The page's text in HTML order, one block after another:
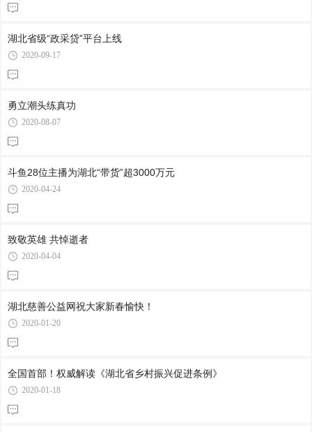
湖北省级“政采贷”平台上线
2020-09-17
勇立潮头练真功
2020-08-07
斗鱼28位主播为湖北“带货”超3000万元
2020-04-24
致敬英雄 共悼逝者
2020-04-04
湖北慈善公益网祝大家新春愉快！
2020-01-20
全国首部！权威解读《湖北省乡村振兴促进条例》
2020-01-18